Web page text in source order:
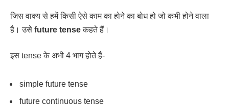
जिस वाक्य से हमें किसी ऐसे काम का होने का बोध हो जो कभी होने वाला
है। उसे future tenseकहते हैं।
इस tense के अभी 4 भाग होते हैं-
simple future tense
future continuous tense